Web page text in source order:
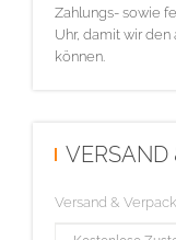
Zahlungs- sowie
Uhr, damit wir
können.
VERSAND
Versand &